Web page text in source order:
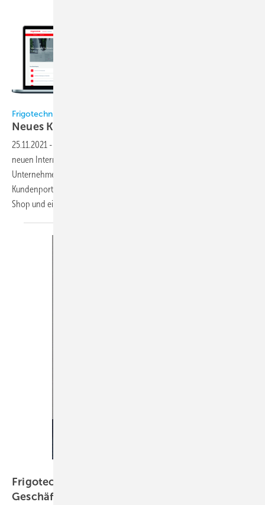
Frigotechnik
Neues Kundenportal
25.11.2021 -
neuen Internetauftritt um. Neben einer verbesserten
Unternehmenswebseite, wird den Kunden der Zugriff auf ein
Kundenportal eröffnet, dass sich aus einem überarbeiteten Online-
Shop und einer Katalogdatenbank
Frigotechnik ➔ Wassim Dahche weiterer
Geschäftsführer